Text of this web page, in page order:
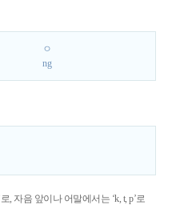
ㅇ
ng
, 자음 앞이나 어말에서는 ‘k, t, p’로